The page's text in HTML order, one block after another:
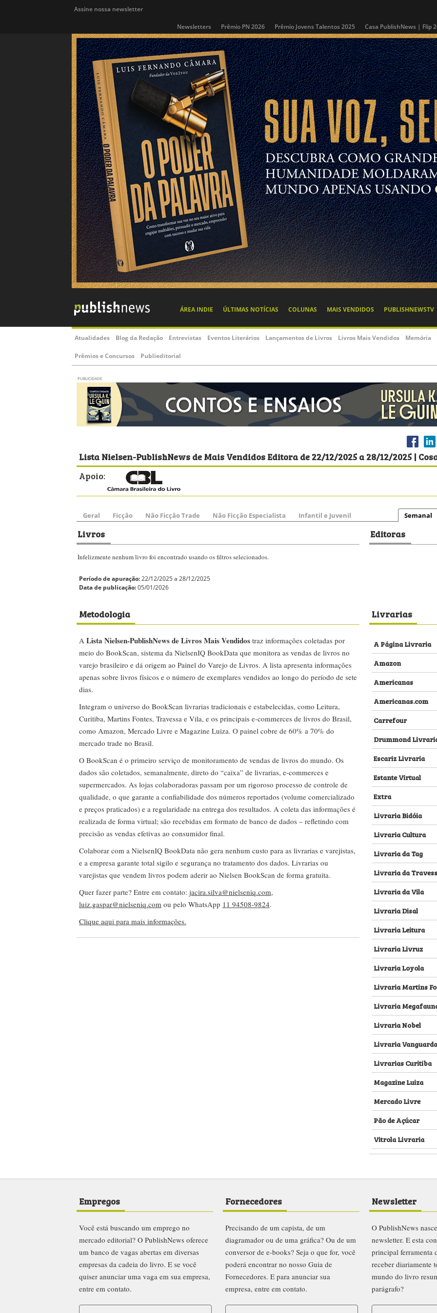
Assine nossa newsletter
Newsletters Prêmio PN 2026 Prêmio Jovens Talentos 2025 Casa PublishNews | Flip
ÁREA INDIE ÚLTIMAS NOTÍCIAS COLUNAS MAIS VENDIDOS PUBLISHNEWSTV
Atualidades Blog da Redação Entrevistas Eventos Literários Lançamentos de Livros Livros Mais Vendidos Memória
Prêmios e Concursos Publieditorial
PUBLICIDADE
Lista Nielsen-PublishNews de Mais Vendidos Editora de 22/12/2025 a 28/12/2025 |
Apoio:
Geral Ficção Não Ficção Trade Não Ficção Especialista Infantil e Juvenil Semanal
Livros
Infelizmente nenhum livro foi encontrado usando os filtros selecionados.
Período de apuração:22/12/2025 a 28/12/2025
Data de publicação:05/01/2026
Editoras
Metodologia
A Lista Nielsen-PublishNews de Livros Mais Vendidos traz informações coletadas por
meio do BookScan, sistema da NielsenIQ BookData que monitora as vendas de livros no
varejo brasileiro e dá origem ao Painel do Varejo de Livros. A lista apresenta informações
apenas sobre livros físicos e o número de exemplares vendidos ao longo do período de sete
dias.
Integram o universo do BookScan livrarias tradicionais e estabelecidas, como Leitura,
Curitiba, Martins Fontes, Travessa e Vila, e os principais e-commerces de livros do Brasil,
como Amazon, Mercado Livre e Magazine Luiza. O painel cobre de 60% a 70% do
mercado trade no Brasil.
O BookScan é o primeiro serviço de monitoramento de vendas de livros do mundo. Os
dados são coletados, semanalmente, direto do “caixa” de livrarias, e-commerces e
supermercados. As lojas colaboradoras passam por um rigoroso processo de controle de
qualidade, o que garante a confiabilidade dos números reportados (volume comercializado
e preços praticados) e a regularidade na entrega dos resultados. A coleta das informações é
realizada de forma virtual; são recebidas em formato de banco de dados – refletindo com
precisão as vendas efetivas ao consumidor final.
Colaborar com a NielsenIQ BookData não gera nenhum custo para as livrarias e varejistas,
e a empresa garante total sigilo e segurança no tratamento dos dados. Livrarias ou
varejistas que vendem livros podem aderir ao Nielsen BookScan de forma gratuita.
Quer fazer parte? Entre em contato: jacira.silva@nielseniq.com,
luiz.gaspar@nielseniq.com ou pelo WhatsApp 11 94508-9824.
Clique aqui para mais informações.
Livrarias
A Página Livraria
Amazon
Americanas
Americanas.com
Carrefour
Drummond
Escariz Livraria
Estante Virtual
Extra
Livraria Bidóia
Livraria Cultura
Livraria da Tag
Livraria da
Livraria da Vila
Livraria Disal
Livraria Leitura
Livraria Livruz
Livraria Loyola
Livraria Martins
Livraria
Livraria Nobel
Livraria Vanguarda
Livrarias Curitiba
Magazine Luiza
Mercado Livre
Pão de Açúcar
Vitrola Livraria
Empregos
Você está buscando um emprego no
mercado editorial? O PublishNews oferece
um banco de vagas abertas em diversas
empresas da cadeia do livro. E se você
quiser anunciar uma vaga em sua empresa,
entre em contato.
Fornecedores
Precisando de um capista, de um
diagramador ou de uma gráfica? Ou de um
conversor de e-books? Seja o que for, você
poderá encontrar no nosso Guia de
Fornecedores. E para anunciar sua
empresa, entre em contato.
Newsletter
O PublishNews
newsletter. E esta
principal ferramenta
receber diariamente
mundo do livro
parágrafo?